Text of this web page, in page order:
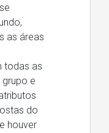
as áreas
todas as
e
do
houver